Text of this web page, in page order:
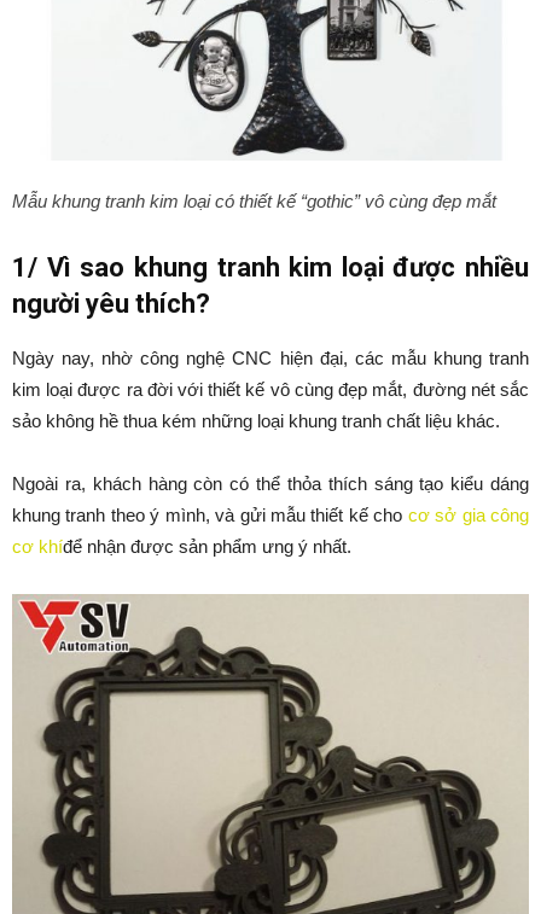
Mẫu khung tranh kim loại có thiết kế “gothic” vô cùng đẹp mắt
1/ Vì sao khung tranh kim loại được nhiều
người yêu thích?
Ngày nay, nhờ công nghệ CNC hiện đại, các mẫu khung tranh
kim loại được ra đời với thiết kế vô cùng đẹp mắt, đường nét sắc
sảo không hề thua kém những loại khung tranh chất liệu khác.
Ngoài ra, khách hàng còn có thể thỏa thích sáng tạo kiểu dáng
khung tranh theo ý mình, và gửi mẫu thiết kế cho cơ sở gia công
cơ khíđể nhận được sản phẩm ưng ý nhất.